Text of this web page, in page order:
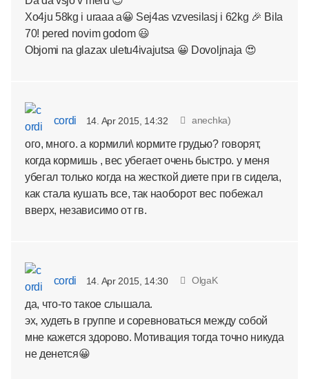
Xo4ju 58kg i uraaa a😀 Sej4as vzvesilasj i 62kg 🎉 Bila
70! pered novim godom 😃
Objomi na glazax uletu4ivajutsa 😀 Dovoljnaja 😍
cordi 14. Apr 2015, 14:32 anechka)
ого, много. а кормили\ кормите грудью? говорят,
когда кормишь , вес убегает очень быстро. у меня
убегал только когда на жесткой диете при гв сидела,
как стала кушать все, так наоборот вес побежал
вверх, независимо от гв.
cordi 14. Apr 2015, 14:30 OlgaK
да, что-то такое слышала.
эх, худеть в группе и соревноваться между собой
мне кажется здорово. Мотивация тогда точно никуда
не денется😀